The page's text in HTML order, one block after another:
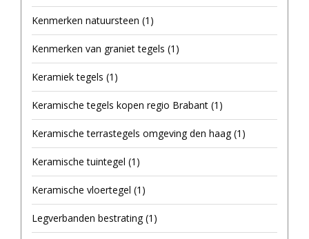
Kenmerken natuursteen (1)
Kenmerken van graniet tegels (1)
Keramiek tegels (1)
Keramische tegels kopen regio Brabant (1)
Keramische terrastegels omgeving den haag(1)
Keramische tuintegel (1)
Keramische vloertegel (1)
Legverbanden bestrating(1)